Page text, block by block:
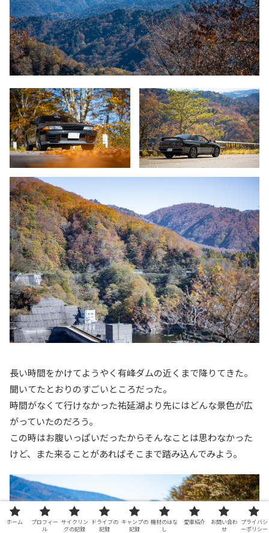
長い時間をかけてようやく有峰ダムの近くまで降りてきた。
聞いてたとおりのすごいところだった。
時間がなくて行けなかった祐延湖より先にはどんな景色が広
がっていたのだろう。
この時はお腹いっぱいだったからそんなことは思わなかった
けど、また来ることがあればそこまで踏み込んでみよう。
ホーム
プロフィー
ル
サイクリン
グの記録
ドライブの
記録
キャンプの
記録
機材のはな
し
愛車紹介
お問い合わ
せ
プライバシ
ーポリシー